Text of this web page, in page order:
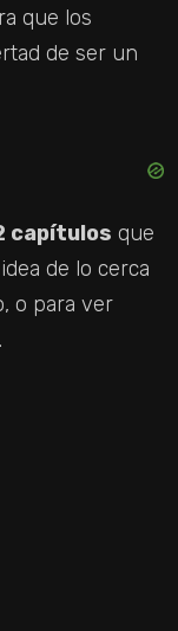
que los
de ser un
capítulos que
de lo cerca
o para ver